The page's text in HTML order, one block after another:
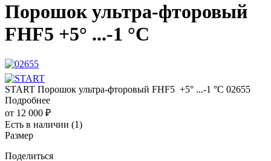
Порошок ультра-фторовый
FHF5 +5° ...-1 °C
START Порошок ультра-фторовый FHF5 +5° ...-1 °C 02655
Подробнее
от 12 000 ₽
Есть в наличии (1)
Размер
Поделиться